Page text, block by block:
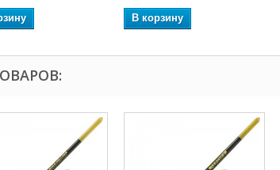
В корзину